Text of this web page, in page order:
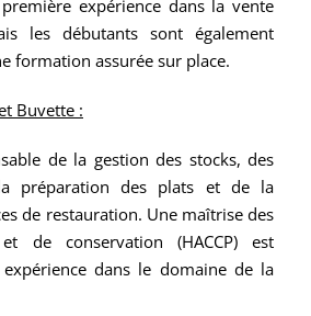
expérience dans la vente
les débutants sont également
formation assurée sur place.
Buvette :
de la gestion des stocks, des
préparation des plats et de la
de restauration. Une maîtrise des
de conservation (HACCP) est
dans le domaine de la